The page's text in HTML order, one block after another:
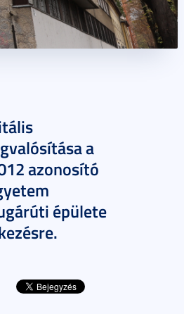
a
azonosító
épülete